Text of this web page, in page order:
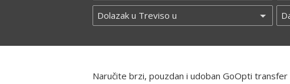
Naručite brzi, pouzdan i udoban GoOpti transfer